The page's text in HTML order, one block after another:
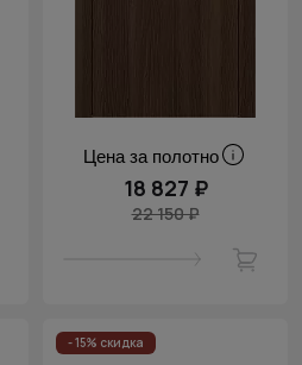
Цена за полотно
18 827 ₽
22 150 ₽
- 15% скидка